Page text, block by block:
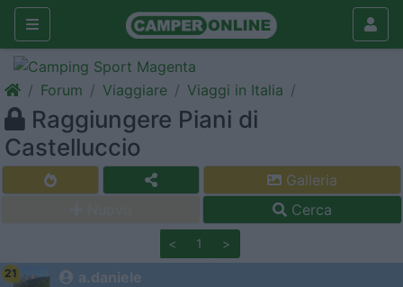
Forum Viaggiare Viaggi in Italia
Raggiungere Piani di
Castelluccio
Galleria
Cerca
< 1 >
21 a.daniele